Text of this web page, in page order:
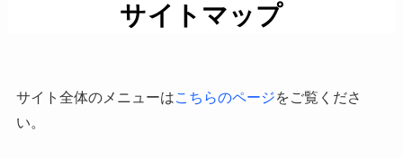
サイトマップ
サイト全体のメニューはこちらのページをご覧くださ
い。